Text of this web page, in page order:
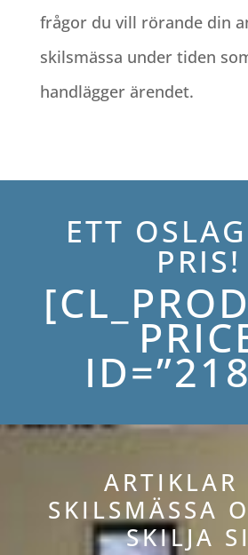
frågor du vill rörande din
skilsmässa under tiden
handlägger ärendet.
ETT
PRIS!
ARTIKLAR
SKILSMÄSSA
SKILJA